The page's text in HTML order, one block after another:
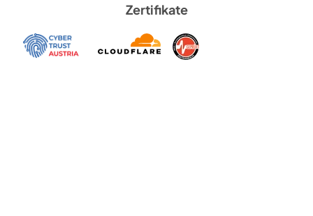
Zertifikate